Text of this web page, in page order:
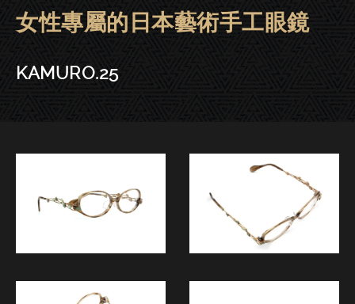
KAMURO眼鏡 | 大安－
女性專屬的日本藝術手工眼鏡
KAMURO.25